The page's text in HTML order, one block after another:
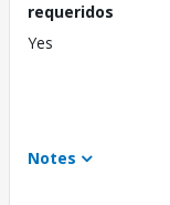
requeridos
Yes
Notes